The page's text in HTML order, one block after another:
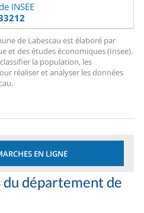
INSEE
de Labescau est élaboré par
et des études économiques (Insee).
la population, les
réaliser et analyser les données
EN LIGNE
du département de